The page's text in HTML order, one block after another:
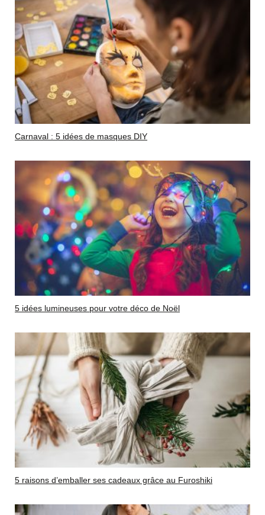
Carnaval : 5 idées de masques DIY
5 idées lumineuses pour votre déco de Noël
5 raisons d’emballer ses cadeaux grâce au Furoshiki